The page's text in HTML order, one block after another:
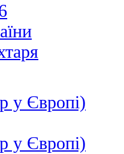
у Європі)
у Європі)